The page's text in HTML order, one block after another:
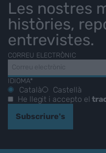
Les nostres
històries,
entrevistes.
CORREU ELECTRÒNIC
IDIOMA*
Català
Castellà
He llegit i accepto el
Subscriure's